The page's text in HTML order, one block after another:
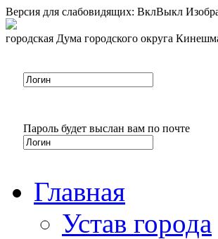
Версия для слабовидящих: ВклВыкл
городская Дума городского округа
Пароль будет выслан вам по почте
Главная
Устав города